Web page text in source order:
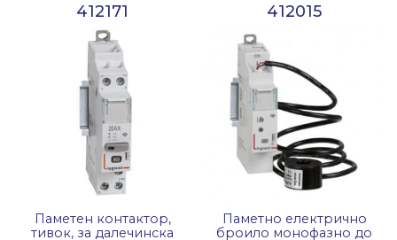
412171
Паметен контактор,
тивок, за далечинска
412015
Паметно електрично
броило монофазно до